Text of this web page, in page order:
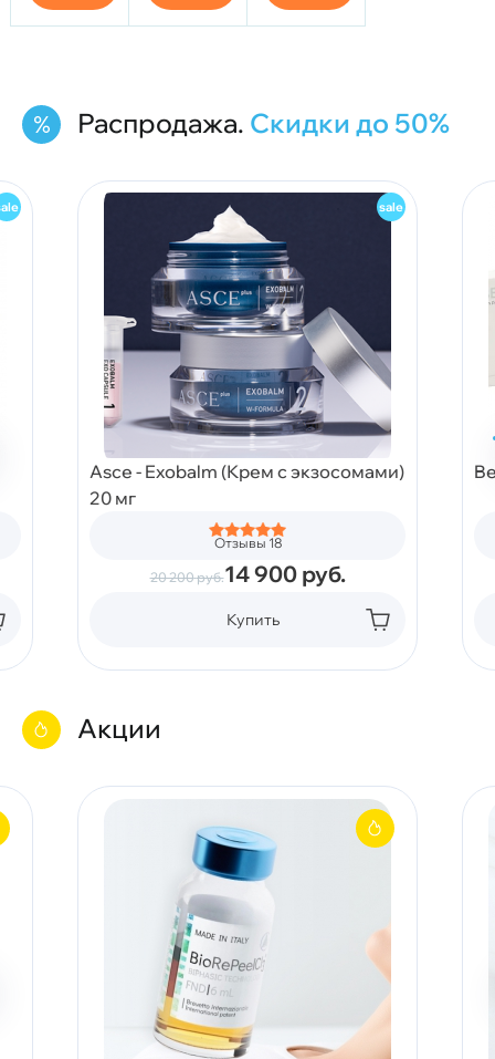
Распродажа. Скидки до 50%
Asce - Exobalm (Крем с экзосомами)
20 мг
Отзывы 18
20 200руб.14 900 руб.
Купить
Акции